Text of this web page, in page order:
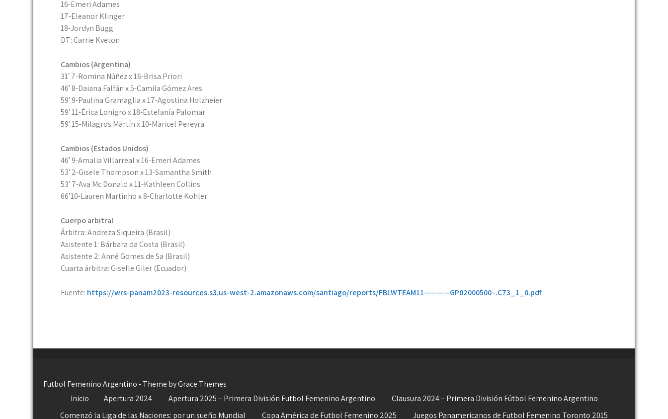
16-Emeri Adames
17-Eleanor Klinger
18-Jordyn Bugg
DT: Carrie Kveton
Cambios (Argentina)
31′ 7-Romina Núñez x 16-Brisa Priori
46′ 8-Daiana Falfán x 5-Camila Gómez Ares
59′ 9-Paulina Gramaglia x 17-Agostina Holzheier
59′ 11-Érica Lonigro x 18-Estefanía Palomar
59′ 15-Milagros Martín x 10-Maricel Pereyra
Cambios (Estados Unidos)
46′ 9-Amalia Villarreal x 16-Emeri Adames
53′ 2-Gisele Thompson x 13-Samantha Smith
53′ 7-Ava Mc Donald x 11-Kathleen Collins
66’10-Lauren Martinho x 8-Charlotte Kohler
Cuerpo arbitral
Árbitra: Andreza Siqueira (Brasil)
Asistente 1: Bárbara da Costa (Brasil)
Asistente 2: Anné Gomes de Sa (Brasil)
Cuarta árbitra: Giselle Giler (Ecuador)
Fuente: https://wrs-panam2023-resources.s3.us-west-2.amazonaws.com/santiago/reports/FBLWTEAM11————GP02000500–.C73_1_0.pdf
Futbol Femenino Argentino - Theme by Grace Themes
Inicio
Apertura 2024 Apertura 2025 – Primera División Futbol Femenino Argentino
Clausura 2024 – Primera División Fútbol Femenino Argentino
Comenzó la Liga de las Naciones: por un sueño Mundial
Copa América de Futbol Femenino 2025 Juegos Panamericanos de Futbol Femenino Toronto 2015